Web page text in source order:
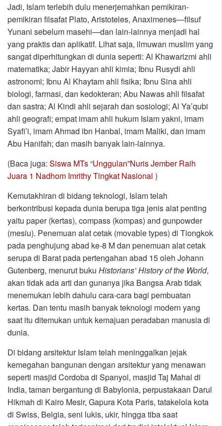
Jadi, Islam terlebih dulu menerjemahkan pemikiran-
pemikiran filsafat Plato, Aristoteles, Anaximenes—filsuf
Yunani sebelum masehi—dan lain-lainnya menjadi hal
yang praktis dan aplikatif. Lihat saja, ilmuwan muslim yang
sangat diperhitungkan di dunia seperti: Al Khawarizmi ahli
matematika; Jabir Hayyan ahli kimia; Ibnu Rusydi ahli
astronomi; Ibnu Al Khaytam ahli fisika; Ibnu Sina ahli
biologi, farmasi, dan kedokteran; Abu Nawas ahli filsafat
dan sastra; Al Kindi ahli sejarah dan sosiologi; Al Ya’qubi
ahli geografi; empat imam ahli hukum Islam yakni, imam
Syafi’i, imam Ahmad ibn Hanbal, imam Maliki, dan imam
Abu Hanifah; dan masih banyak lain-lainnya.
(Baca juga: Siswa MTs “Unggulan”Nuris Jember Raih
Juara 1 Nadhom Imrithy Tingkat Nasional )
Kemutakhiran di bidang teknologi, Islam telah
berkontribusi kepada dunia berupa tiga jenis alat penting
yaitu paper (kertas), compass (kompas) and gunpowder
(mesiu). Penemuan alat cetak (movable types) di Tiongkok
pada penghujung abad ke-8 M dan penemuan alat cetak
serupa di Barat pada pertengahan abad 15 oleh Johann
Gutenberg, menurut buku Historians’ History of the World,
akan tidak ada arti dan gunanya jika Bangsa Arab tidak
menemukan lebih dahulu cara-cara bagi pembuatan
kertas. Dan tentu masih banyak teknologi modern yang
saat itu ditemukan untuk kemajuan peradaban manusia di
dunia.
Di bidang arsitektur Islam telah meninggalkan jejak
kemegahan bangunan dengan arsitektur yang menawan
seperti masjid Cordoba di Spanyol, masjid Taj Mahal di
India, taman bergantung di Babylonia, perpustakaan Darul
Hikmah di Kairo Mesir, Gapura Kota Paris, tatakelola kota
di Swiss, Belgia, seni lukis, ukir, hingga tiba saat